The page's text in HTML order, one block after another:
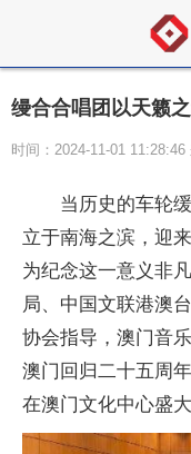
缦合合唱团以天籁
时间：2024-11-01 11:28:46
当历史的车轮
立于南海之滨，迎
为纪念这一意义非
局、中国文联港澳
协会指导，澳门音
澳门回归二十五周年
在澳门文化中心盛大